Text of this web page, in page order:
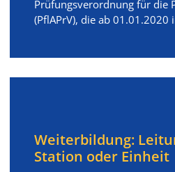
Prüfungsverordnung für die
(PflAPrV), die ab 01.01.2020
Weiterbildung:
Station oder Einheit